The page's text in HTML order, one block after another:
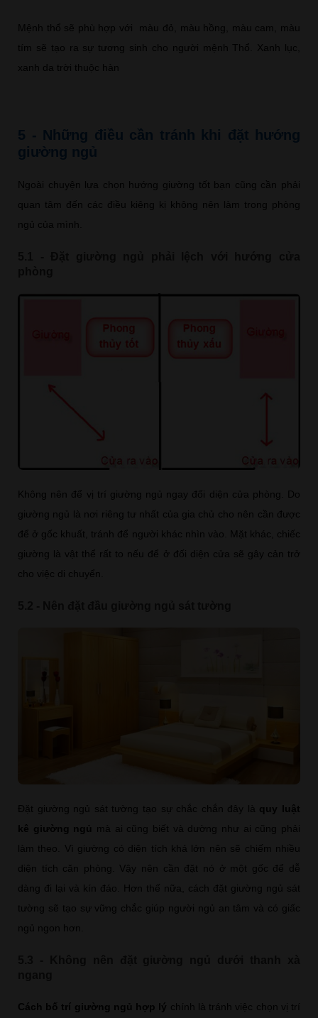
Mệnh thổ sẽ phù hợp với màu đỏ, màu hồng, màu cam, màu
tím sẽ tạo ra sự tương sinh cho người mệnh Thổ. Xanh lục,
xanh da trời thuộc hàn
5 - Những điều cần tránh khi đặt hướng
giường ngủ
Ngoài chuyện lựa chọn hướng giường tốt bạn cũng cần phải
quan tâm đến các điều kiêng kị không nên làm trong phòng
ngủ của mình.
Không nên để vị trí giường ngủ ngay đối diện cửa phòng. Do
giường ngủ là nơi riêng tư nhất của gia chủ cho nên cần được
để ở gốc khuất, tránh để người khác nhìn vào. Mặt khác, chiếc
giường là vật thể rất to nếu để ở đối diện cửa sẽ gây cản trở
cho việc di chuyển.
Đặt giường ngủ sát tường tạo sự chắc chắn đây là quy luật
kê giường ngủ mà ai cũng biết và dường như ai cũng phải
làm theo. Vì giường có diện tích khá lớn nên sẽ chiếm nhiều
diện tích căn phòng. Vậy nên cần đặt nó ở một gốc để dễ
dàng đi lại và kín đáo. Hơn thế nữa, cách đặt giường ngủ sát
tường sẽ tạo sự vững chắc giúp người ngủ an tâm và có giấc
ngủ ngon hơn.
Cách bố trí giường ngủ hợp lý chính là tránh việc chọn vị trí